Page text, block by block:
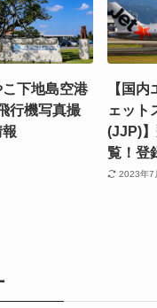
こ下地島空港
行機写真撮
【国
ェット
(JJP)
覧！登
2023年7